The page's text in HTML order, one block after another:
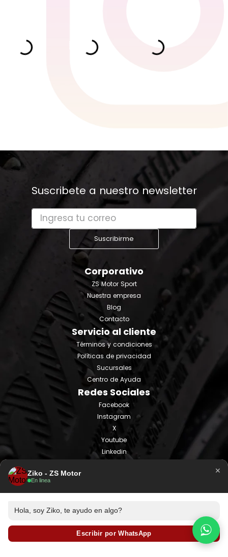
Suscribete a nuestro newsletter
Suscribirme
Corporativo
ZS Motor Sport
Nuestra empresa
Blog
Contacto
Servicio al cliente
Términos y condiciones
Políticas de privacidad
Sucursales
Centro de Ayuda
Redes Sociales
Facebook
Instagram
X
Youtube
Linkedin
© ZS Motor 2025 - Todos los derechos reservados
Ziko - ZS Motor
En linea
×
Hola, soy Ziko, te ayudo en algo?
Escribir por WhatsApp